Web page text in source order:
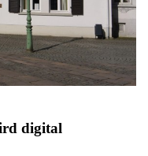
digital